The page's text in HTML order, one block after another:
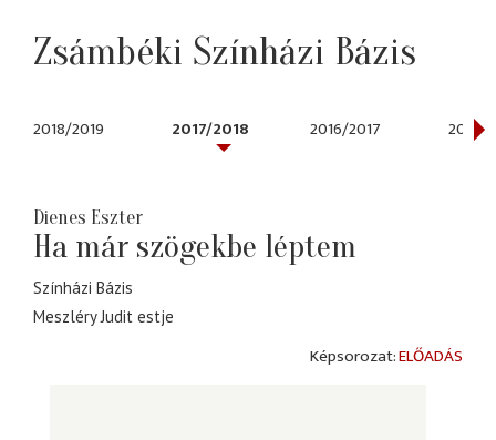
Zsámbéki Színházi Bázis
2018/2019 2017/2018 2016/2017 2015/
Dienes Eszter
Ha már szögekbe léptem
Színházi Bázis
Meszléry Judit estje
ELŐADÁS